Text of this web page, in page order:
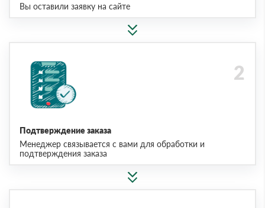
Вы оставили заявку на сайте
Подтверждение заказа
Менеджер связывается с вами для обработки и
подтверждения заказа